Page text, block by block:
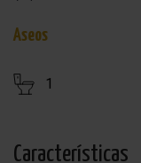
Aseos
1
Características